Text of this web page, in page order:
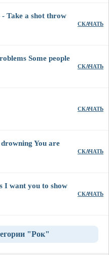
Take a shot throw
СКАЧАТЬ
Some people
СКАЧАТЬ
СКАЧАТЬ
You are
СКАЧАТЬ
I want you to show
СКАЧАТЬ
"Рок"